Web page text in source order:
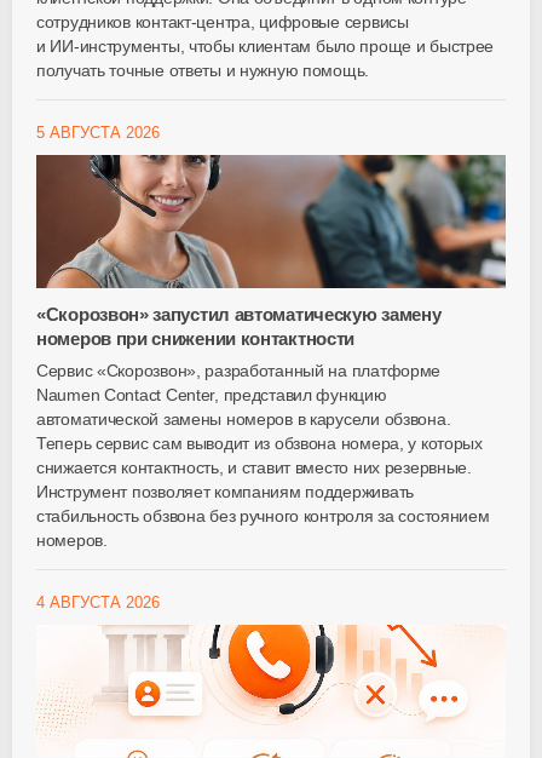
сотрудников контакт-центра , цифровые сервисы
и ИИ-инструменты , чтобы клиентам было проще и быстрее
получать точные ответы и нужную помощь.
5 АВГУСТА 2026
«Скорозвон» запустил автоматическую замену
номеров при снижении контактности
Сервис «Скорозвон», разработанный на платформе
Naumen Contact Center, представил функцию
автоматической замены номеров в карусели обзвона.
Теперь сервис сам выводит из обзвона номера, у которых
снижается контактность, и ставит вместо них резервные.
Инструмент позволяет компаниям поддерживать
стабильность обзвона без ручного контроля за состоянием
номеров.
4 АВГУСТА 2026